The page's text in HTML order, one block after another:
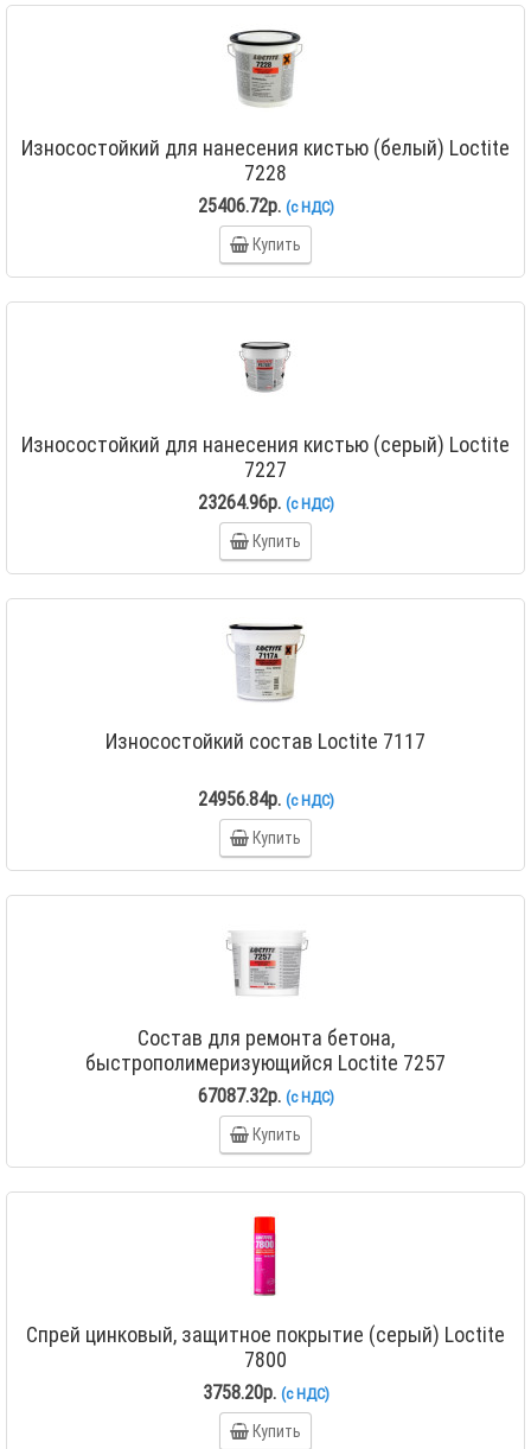
Износостойкий для нанесения кистью (белый) Loctite
7228
25406.72р. (с НДС)
Купить
Износостойкий для нанесения кистью (серый) Loctite
7227
23264.96р. (с НДС)
Купить
Износостойкий состав Loctite 7117
24956.84р. (с НДС)
Купить
Состав для ремонта бетона,
быстрополимеризующийся Loctite 7257
67087.32р. (с НДС)
Купить
Спрей цинковый, защитное покрытие (серый) Loctite
7800
3758.20р. (с НДС)
Купить